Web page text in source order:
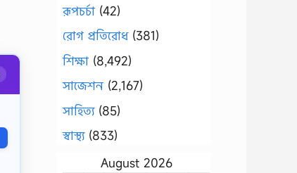
রূপচর্চা (42)
রোগ প্রতিরোধ(381)
শিক্ষা (8,492)
সাজেশন (2,167)
সাহিত্য(85)
স্বাস্থ্য(833)
August 2026